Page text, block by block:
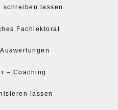
schreiben lassen
Fachlektorat
– Coaching
lassen